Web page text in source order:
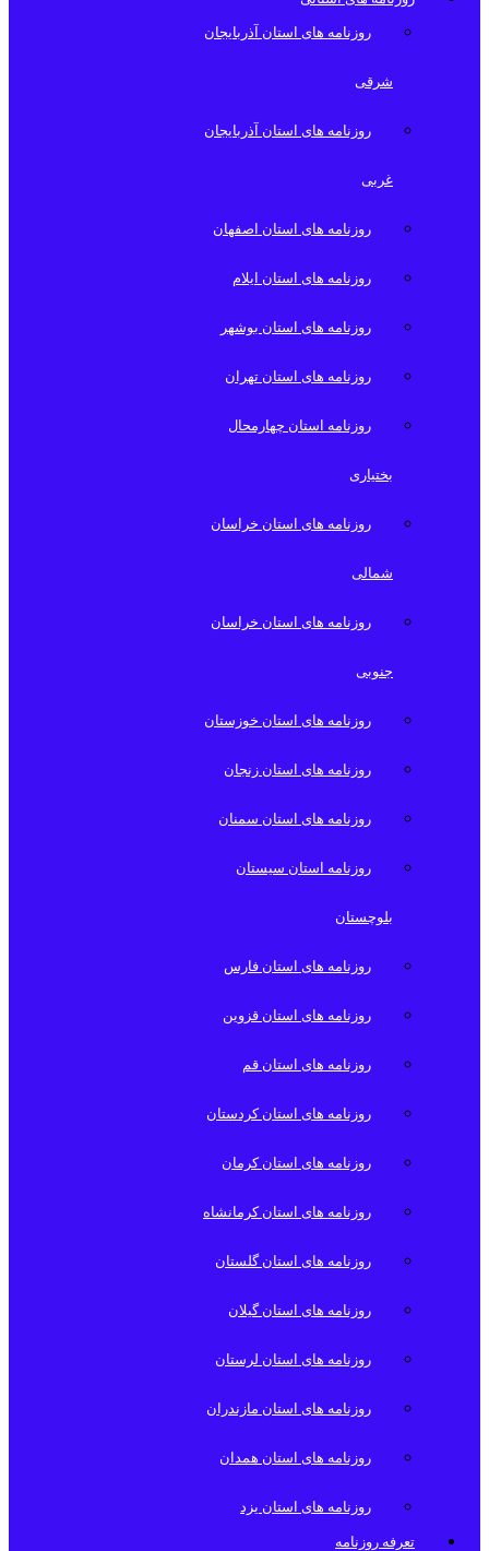
روزنامه های استان آذربایجان
شرقی
روزنامه های استان آذربایجان
غربی
روزنامه های استان اصفهان
روزنامه های استان ایلام
روزنامه های استان بوشهر
روزنامه های استان تهران
روزنامه استان چهارمحال
بختیاری
روزنامه های استان خراسان
شمالی
روزنامه های استان خراسان
جنوبی
روزنامه های استان خوزستان
روزنامه های استان زنجان
روزنامه های استان سمنان
روزنامه استان سیستان
بلوچستان
روزنامه های استان فارس
روزنامه های استان قزوین
روزنامه های استان قم
روزنامه های استان کردستان
روزنامه های استان کرمان
روزنامه های استان کرمانشاه
روزنامه های استان گلستان
روزنامه های استان گیلان
روزنامه های استان لرستان
روزنامه های استان مازندران
روزنامه های استان همدان
روزنامه های استان یزد
تعرفه روزنامه